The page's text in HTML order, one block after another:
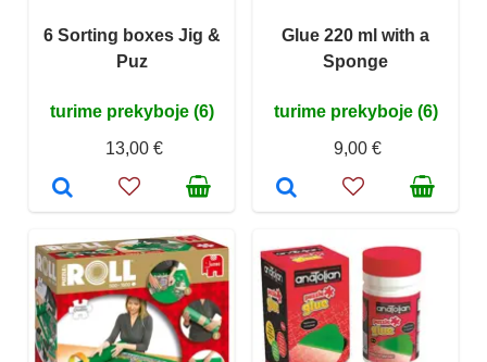
6 Sorting boxes Jig &
Puz
turime prekyboje (6)
13,00 €
Glue 220 ml with a
Sponge
turime prekyboje (6)
9,00 €